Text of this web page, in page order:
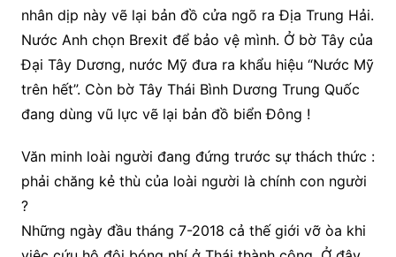
nhân dịp này vẽ lại bản đồ cửa ngõ ra Địa Trung Hải.
Nước Anh chọn Brexit để bảo vệ mình. Ở bờ Tây của
Đại Tây Dương, nước Mỹ đưa ra khẩu hiệu “Nước Mỹ
trên hết”. Còn bờ Tây Thái Bình Dương Trung Quốc
đang dùng vũ lực vẽ lại bản đồ biển Đông !
Văn minh loài người đang đứng trước sự thách thức :
phải chăng kẻ thù của loài người là chính con người
?
Những ngày đầu tháng 7-2018 cả thế giới vỡ òa khi